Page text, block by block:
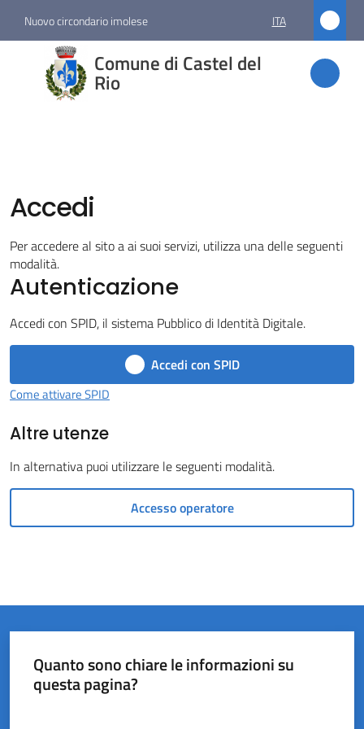
Nuovo circondario imolese ITA
Comune di Castel del
Rio
Comune
di
Castel
Amministrazione
Novità
Servizi
Vivere
del
Rio
Tutti
Accedi
Per accedere al sito a ai suoi servizi, utilizza una delle seguenti
modalità.
Autenticazione
Accedi con SPID, il sistema Pubblico di Identità Digitale.
Accedi con SPID
Come attivare SPID
Altre utenze
In alternativa puoi utilizzare le seguenti modalità.
Accesso operatore
Quanto sono chiare le informazioni su
questa pagina?